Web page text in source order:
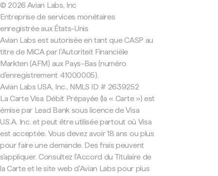
© 2026 Avian Labs, Inc
Entreprise de services monétaires
enregistrée aux États-Unis
Avian Labs est autorisée en tant que CASP au
titre de MiCA par l'Autoriteit Financiële
Markten (AFM) aux Pays-Bas (numéro
d'enregistrement 41000005).
Avian Labs USA, Inc., NMLS ID # 2639252
La Carte Visa Débit Prépayée (la « Carte ») est
émise par Lead Bank sous licence de Visa
U.S.A. Inc. et peut être utilisée partout où Visa
est acceptée. Vous devez avoir 18 ans ou plus
pour faire une demande. Des frais peuvent
s'appliquer. Consultez l'Accord du Titulaire de
la Carte et le site web d'Avian Labs pour plus